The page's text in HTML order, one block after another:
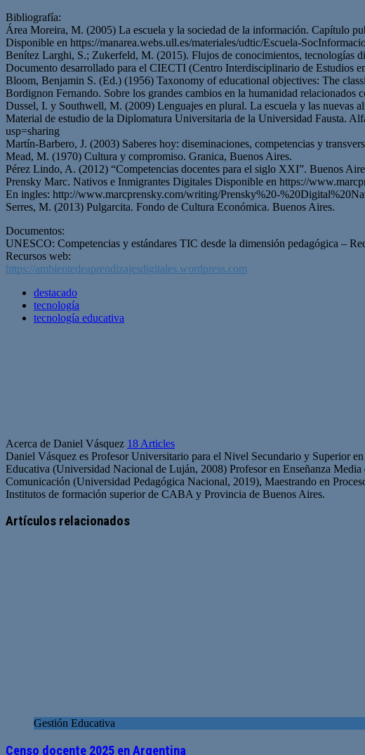
Bibliografía:
Área Moreira, M. (2005) La escuela y la sociedad de la información. Capítulo
Disponible en https://manarea.webs.ull.es/materiales/udtic/Escuela-
Benítez Larghi, S.; Zukerfeld, M. (2015). Flujos de conocimientos, tecnologías
Documento desarrollado para el CIECTI (Centro Interdisciplinario de Estudios
Bloom, Benjamin S. (Ed.) (1956) Taxonomy of educational objectives: The
Bordignon Fernando. Sobre los grandes cambios en la humanidad
Dussel, I. y Southwell, M. (2009) Lenguajes en plural. La escuela y las
Material de estudio de la Diplomatura Universitaria de la Universidad Fausta.
usp=sharing
Martín-Barbero, J. (2003) Saberes hoy: diseminaciones, competencias y
Mead, M. (1970) Cultura y compromiso. Granica, Buenos Aires.
Pérez Lindo, A. (2012) “Competencias docentes para el siglo XXI”. Buenos
Prensky Marc. Nativos e Inmigrantes Digitales Disponible en https://
En ingles: http://www.marcprensky.com/writing/Prensky%20-
Serres, M. (2013) Pulgarcita. Fondo de Cultura Económica. Buenos Aires.
Documentos:
UNESCO: Competencias y estándares TIC desde la dimensión pedagógica –
Recursos web:
https://ambientedeaprendizajesdigitales.wordpress.com
destacado
tecnología
tecnología educativa
Acerca de Daniel Vásquez 18 Articles
Daniel Vásquez es Profesor Universitario para el Nivel Secundario y Superior
Educativa (Universidad Nacional de Luján, 2008) Profesor en Enseñanza
Comunicación (Universidad Pedagógica Nacional, 2019), Maestrando en
Institutos de formación superior de CABA y Provincia de Buenos Aires.
Artículos relacionados
Gestión Educativa
Censo docente 2025 en Argentina